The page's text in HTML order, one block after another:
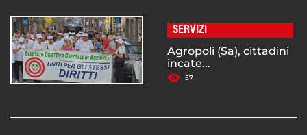
SERVIZI
Agropoli (Sa), cittadini
incate...
57